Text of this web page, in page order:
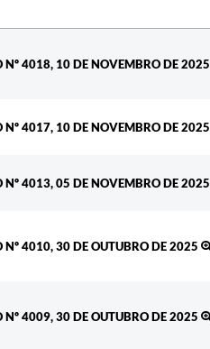
Nº 4018, 10 DE NOVEMBRO DE 2025
Nº 4017, 10 DE NOVEMBRO DE 2025
Nº 4013, 05 DE NOVEMBRO DE 2025
Nº 4010, 30 DE OUTUBRO DE 2025
Nº 4009, 30 DE OUTUBRO DE 2025